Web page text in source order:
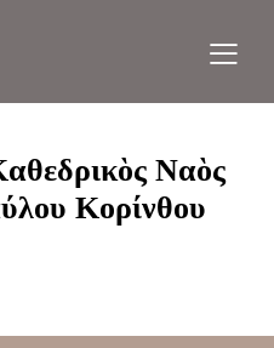
Ναὸς
Κορίνθου